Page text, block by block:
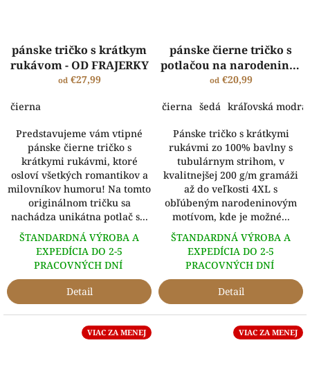
pánske tričko s krátkym
rukávom - OD FRAJERKY
od€27,99
čierna
Predstavujeme vám vtipné
pánske čierne tričko s
krátkymi rukávmi, ktoré
osloví všetkých romantikov a
milovníkov humoru! Na tomto
originálnom tričku sa
nachádza unikátna potlač s...
ŠTANDARDNÁ VÝROBA A
EXPEDÍCIA DO 2-5
PRACOVNÝCH DNÍ
Detail
pánske čierne tričko s
potlačou na narodeniny -
nemám 50..
od€20,99
čierna šedá kráľovská modrá
Pánske tričko s krátkymi
rukávmi zo 100% bavlny s
tubulárnym strihom, v
kvalitnejšej 200 g/m gramáži
až do veľkosti 4XL s
obľúbeným narodeninovým
motívom, kde je možné...
ŠTANDARDNÁ VÝROBA A
EXPEDÍCIA DO 2-5
PRACOVNÝCH DNÍ
Detail
VIAC ZA MENEJ VIAC ZA MENEJ